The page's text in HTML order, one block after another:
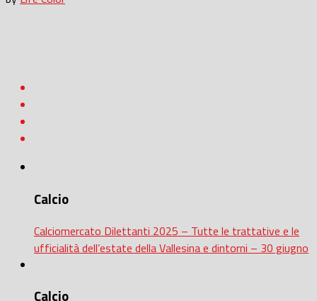
Calcio
Calciomercato Dilettanti 2025 – Tutte le trattative e le
ufficialità dell’estate della Vallesina e dintorni – 30 giugno
Calcio